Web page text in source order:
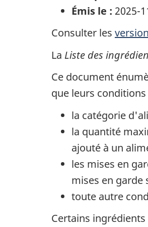
Émis le : 2025-
Consulter les
La Liste des
Ce document
que leurs
la catégorie
la quantité
ajouté à un
les mises en
mises en garde
toute autre
Certains